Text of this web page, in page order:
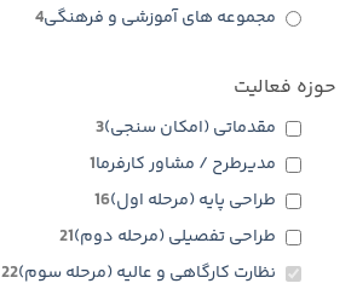
مجموعه های آموزشی و فرهنگی4
حوزه فعالیت
مقدماتی (امکان سنجی)3
مدیرطرح / مشاور كارفرما1
طراحی پایه (مرحله اول)16
طراحی تفصیلی (مرحله دوم)21
نظارت كارگاهی و عالیه (مرحله سوم)22